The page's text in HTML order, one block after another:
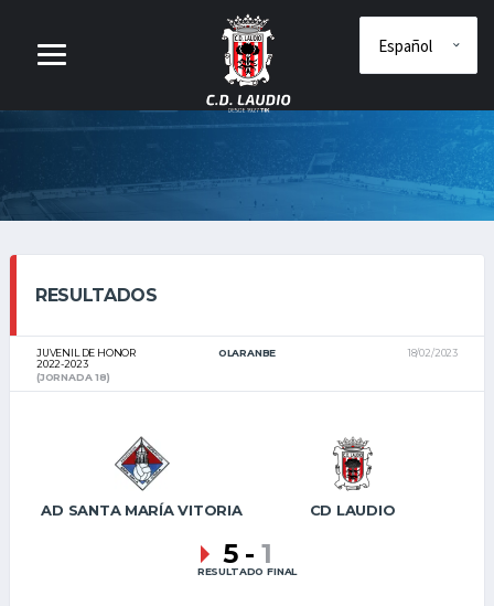
RESULTADOS
JUVENIL DE HONOR
2022-2023
OLARANBE
18/02/2023
(JORNADA 18)
AD SANTA MARÍA VITORIA CD LAUDIO
5 - 1
RESULTADO FINAL